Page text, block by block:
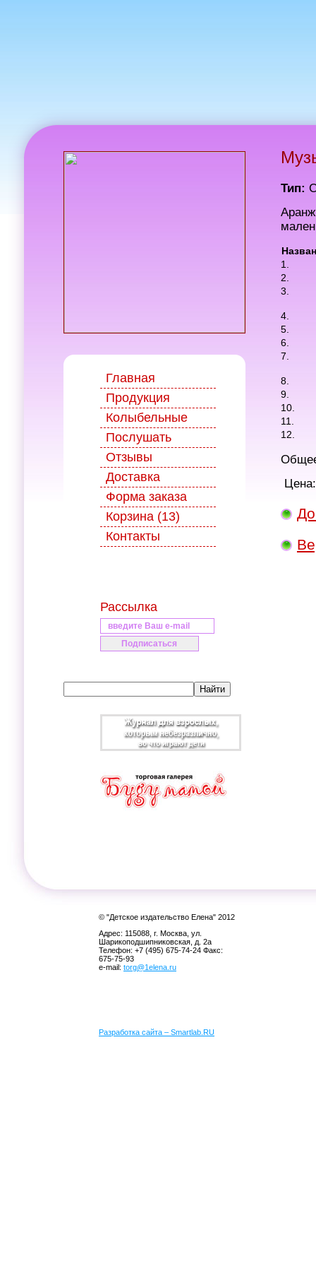
Главная
Продукция
Колыбельные
Послушать
Отзывы
Доставка
Форма заказа
Корзина (13)
Контакты
Рассылка
Тип:
1.
2.
3.
4.
5.
6.
7.
8.
9.
10.
11.
12.
© "Детское издательство Елена" 2012
Адрес: 115088, г. Москва, ул.
Шарикоподшипниковская, д. 2а
Телефон: +7 (495) 675-74-24 Факс:
675-75-93
e-mail: torg@1elena.ru
Разработка сайта – Smartlab.RU